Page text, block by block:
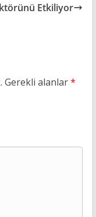
Etkiliyor
Gerekli alanlar*